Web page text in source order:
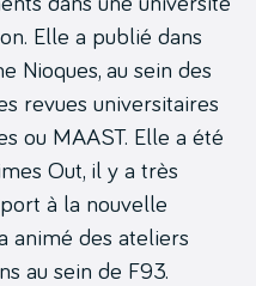
Elle a publié dans
Nioques, au sein des
revues universitaires
ou MAAST. Elle a été
Out, il y a très
à la nouvelle
animé des ateliers
au sein de F93.